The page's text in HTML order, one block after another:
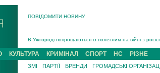
ПОВІДОМИТИ НОВИНУ
В Ужгороді попрощаються із полеглим на війні з
В Ужгороді 5 серпня попрощаються із захисником
Підтвердили загибель захисника із Нанкова на
На війні з рф поліг військовий з Виноградова Ігнат
КУЛЬТУРА КРИМІНАЛ СПОРТ НС РІЗНЕ
ЗМІ ПАРТІЇ БРЕНДИ ГРОМАДСЬКІ